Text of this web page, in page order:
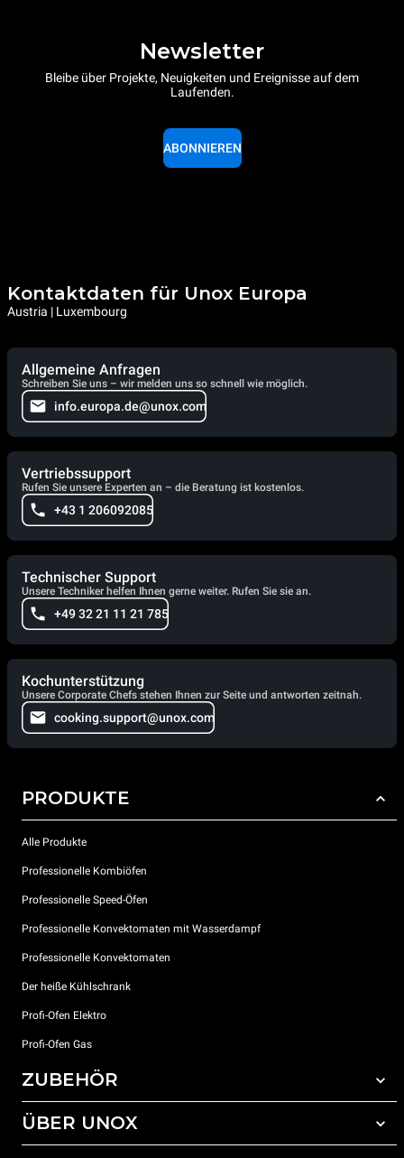
Newsletter
Bleibe über Projekte, Neuigkeiten und Ereignisse auf dem
Laufenden.
ABONNIEREN
Kontaktdaten für Unox Europa
Austria | Luxembourg
Allgemeine Anfragen
Schreiben Sie uns – wir melden uns so schnell wie möglich.
info.europa.de@unox.com
Vertriebssupport
Rufen Sie unsere Experten an – die Beratung ist kostenlos.
+43 1 206092085
Technischer Support
Unsere Techniker helfen Ihnen gerne weiter. Rufen Sie sie an.
+49 32 21 11 21 785
Kochunterstützung
Unsere Corporate Chefs stehen Ihnen zur Seite und antworten zeitnah.
cooking.support@unox.com
PRODUKTE
Alle Produkte
Professionelle Kombiöfen
Professionelle Speed-Öfen
Professionelle Konvektomaten mit Wasserdampf
Professionelle Konvektomaten
Der heiße Kühlschrank
Profi-Ofen Elektro
Profi-Ofen Gas
ZUBEHÖR
Gesamtes Zubehör
ÜBER UNOX